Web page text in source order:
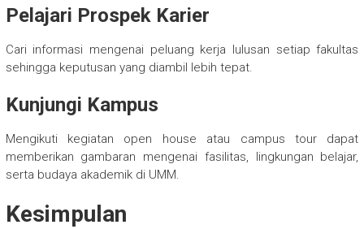
Pelajari Prospek Karier
Cari informasi mengenai peluang kerja lulusan setiap fakultas
sehingga keputusan yang diambil lebih tepat.
Kunjungi Kampus
Mengikuti kegiatan open house atau campus tour dapat
memberikan gambaran mengenai fasilitas, lingkungan belajar,
serta budaya akademik di UMM.
Kesimpulan